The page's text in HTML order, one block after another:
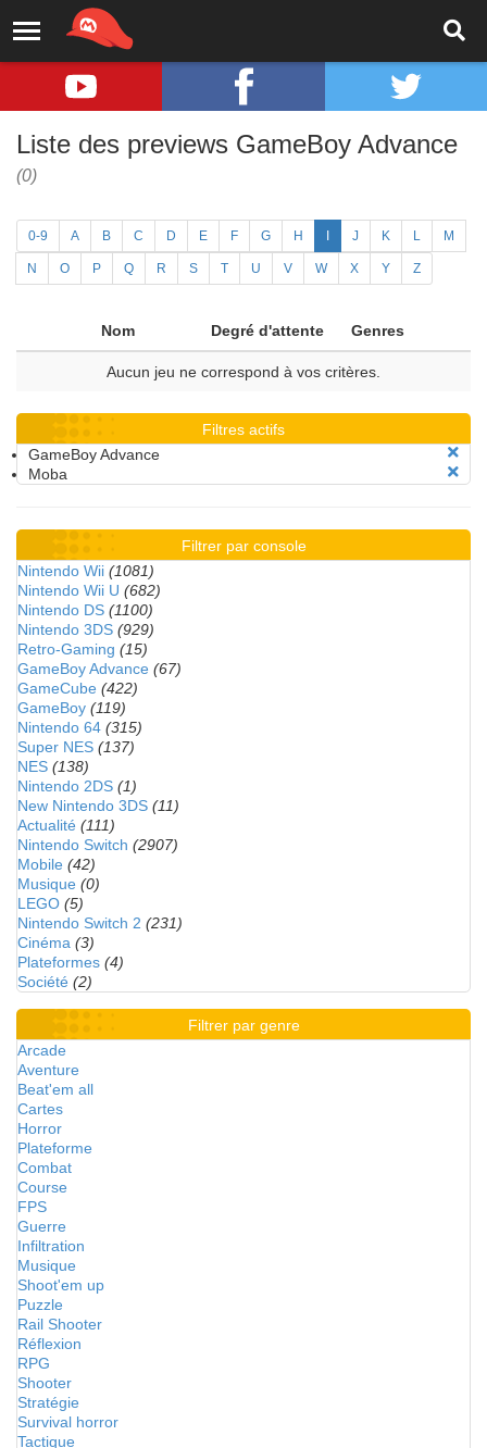
Liste des previews GameBoy Advance
(0)
0-9 A B C D E F G H J K L M
N O P Q R S T U V W X Y Z
Nom Degré d'attente Genres
Aucun jeu ne correspond à vos critères.
Filtres actifs
GameBoy Advance
Moba
Filtrer par console
Nintendo Wii (1081)
Nintendo Wii U (682)
Nintendo DS (1100)
Nintendo 3DS (929)
Retro-Gaming (15)
GameBoy Advance (67)
GameCube (422)
GameBoy (119)
Nintendo 64 (315)
Super NES (137)
NES (138)
Nintendo 2DS (1)
New Nintendo 3DS (11)
Actualité (111)
Nintendo Switch (2907)
Mobile (42)
Musique (0)
LEGO (5)
Nintendo Switch 2 (231)
Cinéma (3)
Plateformes (4)
Société (2)
Filtrer par genre
Arcade
Aventure
Beat'em all
Cartes
Horror
Plateforme
Combat
Course
FPS
Guerre
Infiltration
Musique
Shoot'em up
Puzzle
Rail Shooter
Réflexion
RPG
Shooter
Stratégie
Survival horror
Tactique